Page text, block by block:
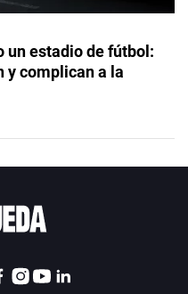
un estadio de fútbol:
y complican a la